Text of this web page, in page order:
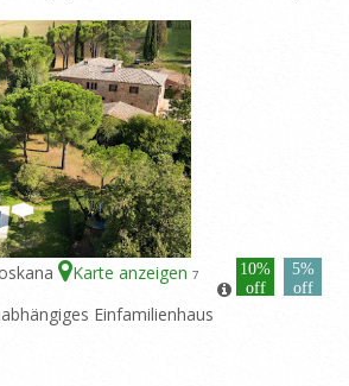
Karte anzeigen 7
10%
off
5%
off
Einfamilienhaus